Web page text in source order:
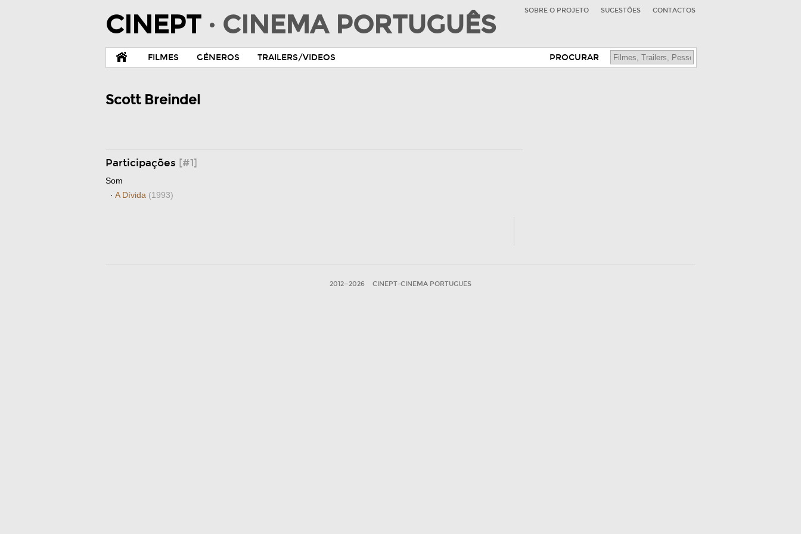
CINEPT · CINEMA PORTUGUÊS SOBRE O PROJETO SUGESTÕES CONTACTOS
FILMES GÉNEROS TRAILERS/VIDEOS PROCURAR
Scott Breindel
Participações [#1]
Som
· A Dívida (1993)
2012—2026 CINEPT-CINEMA PORTUGUES